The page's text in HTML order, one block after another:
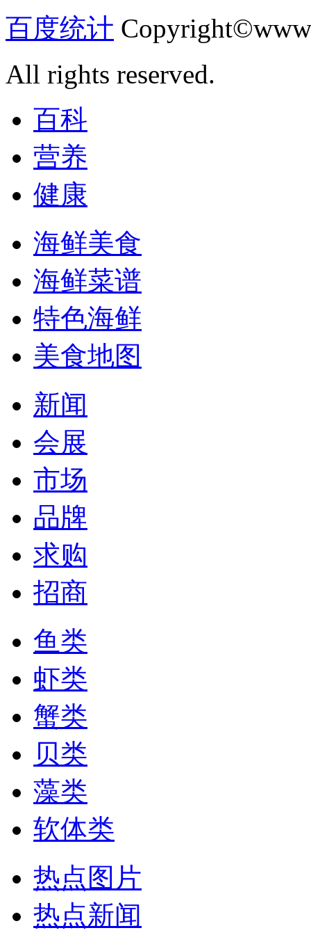
百度统计
All rights reserved.
百科
营养
健康
海鲜美食
海鲜菜谱
特色海鲜
美食地图
新闻
会展
市场
品牌
求购
招商
鱼类
虾类
蟹类
贝类
藻类
软体类
热点图片
热点新闻